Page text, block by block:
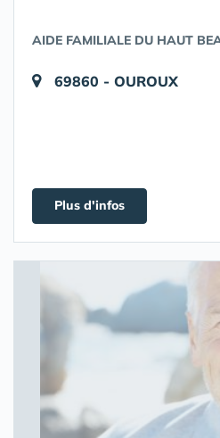
AIDE FAMILIALE DU HAUT
69860 - OUROUX
Plus d'infos